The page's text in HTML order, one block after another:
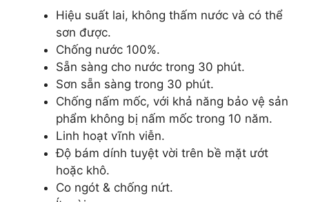
Hiệu suất lai, không thấm nước và có thể
sơn được.
Chống nước 100%.
Sẵn sàng cho nước trong 30 phút.
Sơn sẵn sàng trong 30 phút.
Chống nấm mốc, với khả năng bảo vệ sản
phẩm không bị nấm mốc trong 10 năm.
Linh hoạt vĩnh viễn.
Độ bám dính tuyệt vời trên bề mặt ướt
hoặc khô.
Co ngót & chống nứt.